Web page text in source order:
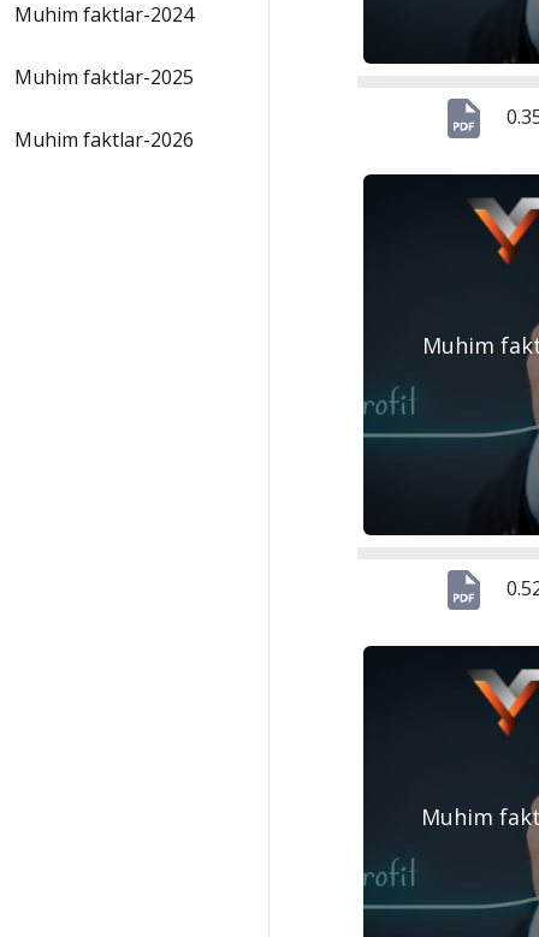
Muhim faktlar-2024
Muhim faktlar-2025
Muhim faktlar-2026
Muhim
Muhim